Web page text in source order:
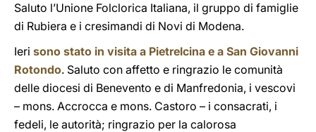
Saluto l’Unione Folclorica Italiana, il gruppo di famiglie
di Rubiera e i cresimandi di Novi di Modena.
Ieri sono stato in visita a Pietrelcina e a San Giovanni
Rotondo. Saluto con affetto e ringrazio le comunità
delle diocesi di Benevento e di Manfredonia, i vescovi
– mons. Accrocca e mons. Castoro – i consacrati, i
fedeli, le autorità; ringrazio per la calorosa